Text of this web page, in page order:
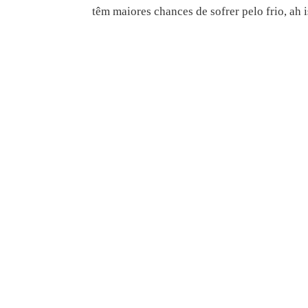
têm maiores chances de sofrer pelo frio, ah